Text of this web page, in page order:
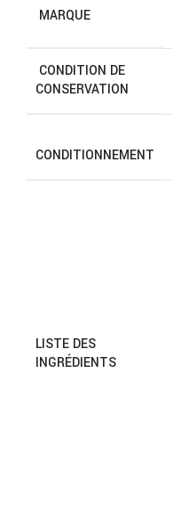
MARQUE
CONDITION DE
CONSERVATION
CONDITIONNEMENT
LISTE DES
INGRÉDIENTS